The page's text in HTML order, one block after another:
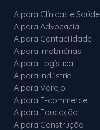
IA para Clínicas e Saúde
IA para Advocacia
IA para Contabilidade
IA para Imobiliárias
IA para Logística
IA para Indústria
IA para Varejo
IA para E-commerce
IA para Educação
IA para Construção